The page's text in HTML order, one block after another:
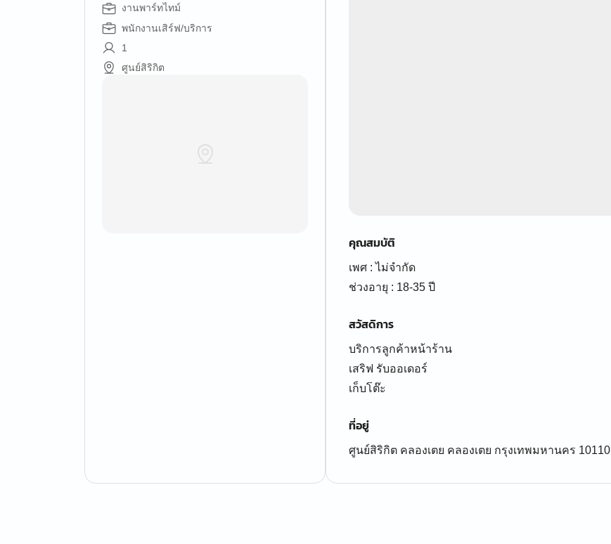
งานพาร์ทไทม์
พนักงานเสิร์ฟ/บริการ
1
ศูนย์สิริกิต
คุณสมบัติ
เพศ : ไม่จำกัด
ช่วงอายุ : 18-35 ปี
สวัสดิการ
บริการลูกค้าหน้าร้าน
เสริฟ รับออเดอร์
เก็บโต๊ะ
ที่อยู่
ศูนย์สิริกิต คลองเตย คลองเตย กรุงเทพมหานคร 10110